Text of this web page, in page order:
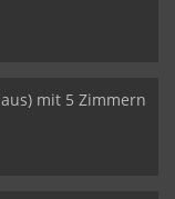
mit 5 Zimmern